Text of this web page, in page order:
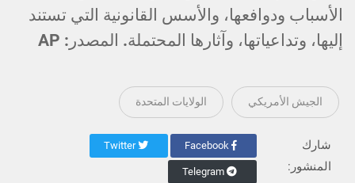
الأسباب ودوافعها، والأسس القانونية التي تستند
إليها، وتداعياتها، وآثارها المحتملة. المصدر: AP
الجيش الأمريكي الولايات المتحدة
شارك
المنشور:
Twitter
Telegram